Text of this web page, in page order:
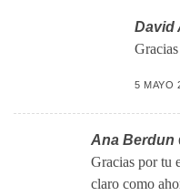
David
5 MAYO
Ana Berdun
Gracias por tu
claro como